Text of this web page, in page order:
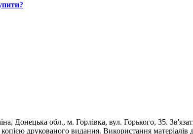
Донецька обл., м. Горлівка, вул. Горького, 35.
друкованого видання. Використання